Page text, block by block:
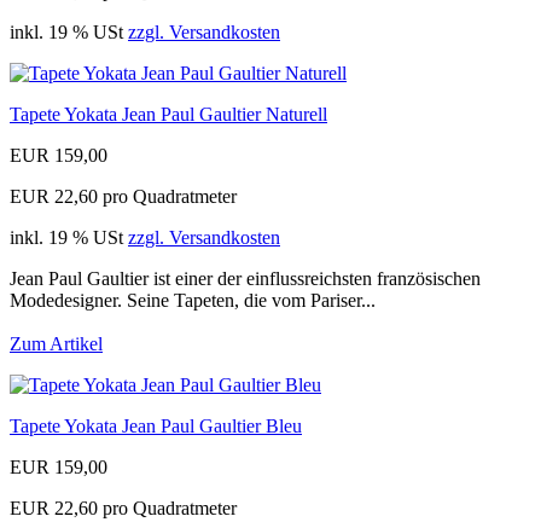
inkl. 19 % USt zzgl. Versandkosten
Tapete Yokata Jean Paul Gaultier Naturell
EUR 159,00
EUR 22,60 pro Quadratmeter
inkl. 19 % USt zzgl. Versandkosten
Jean Paul Gaultier ist einer der einflussreichsten französischen
Modedesigner. Seine Tapeten, die vom Pariser...
Zum Artikel
Tapete Yokata Jean Paul Gaultier Bleu
EUR 159,00
EUR 22,60 pro Quadratmeter